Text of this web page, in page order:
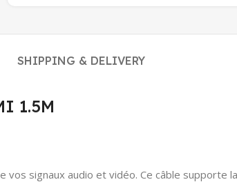
SHIPPING & DELIVERY
1.5M
vos signaux audio et vidéo. Ce câble supporte